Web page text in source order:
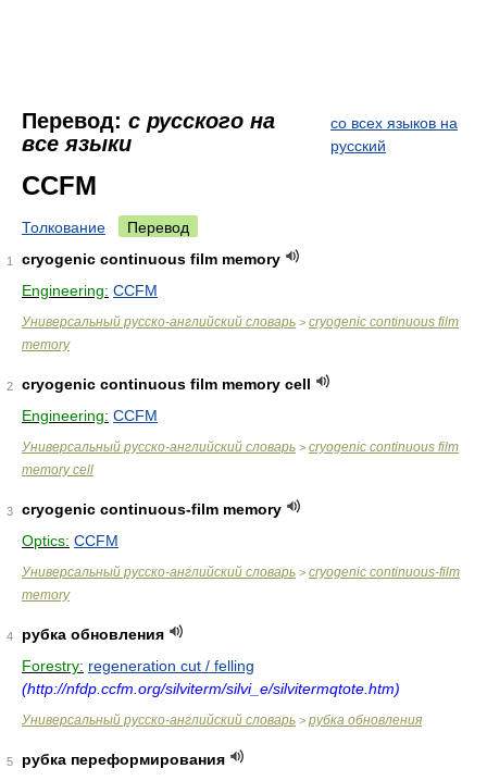
Перевод: с русского на
все языки
со всех языков на
русский
CCFM
Толкование Перевод
1
cryogenic continuous film memory
Engineering: CCFM
Универсальный русско-английский словарь > cryogenic continuous film
memory
2
cryogenic continuous film memory cell
Engineering: CCFM
Универсальный русско-английский словарь > cryogenic continuous film
memory cell
3
cryogenic continuous-film memory
Optics: CCFM
Универсальный русско-английский словарь > cryogenic continuous-film
memory
4
рубка обновления
Forestry: regeneration cut / felling
(http://nfdp.ccfm.org/silviterm/silvi_e/silvitermqtote.htm)
Универсальный русско-английский словарь > рубка обновления
5
рубка переформирования